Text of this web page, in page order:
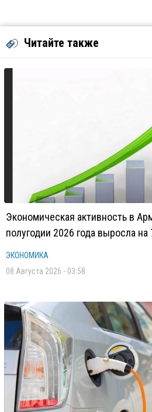
Читайте также
Экономическая активность в
полугодии 2026 года выросла на
ЭКОНОМИКА
08 Августа 2026 - 03:58